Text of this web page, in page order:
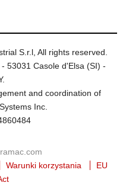
S.r.l, All rights reserved.
53031 Casole d'Elsa (SI) -
and coordination of
Inc.
Warunki korzystania
EU